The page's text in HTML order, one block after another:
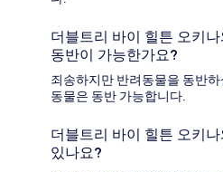
더블트리 바이 힐튼 오키
동반이 가능한가요?
죄송하지만 반려동물을 동반
동물은 동반 가능합니다.
더블트리 바이 힐튼 오키
있나요?